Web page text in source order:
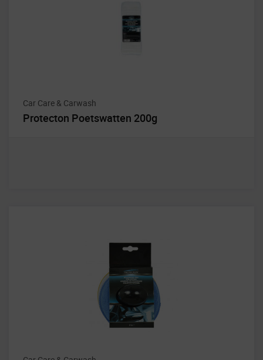
Car Care & Carwash
Protecton Poetswatten 200g